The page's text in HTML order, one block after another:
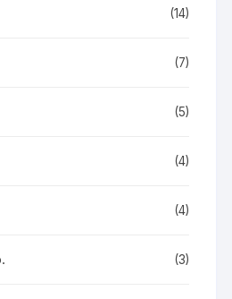
(14)
(7)
(5)
(4)
(4)
(3)